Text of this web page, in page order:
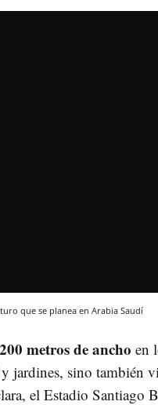
que se planea en Arabia Saudí
metros de ancho en
jardines, sino también
el Estadio Santiago